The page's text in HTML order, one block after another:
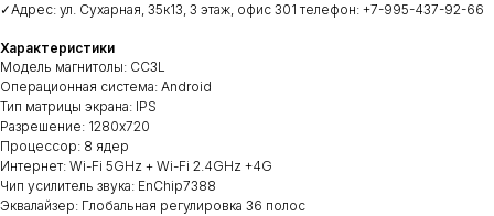
✓Адрес: ул. Сухарная, 35к13, 3 этаж, офис 301 телефон: +7-995-437-92-66
Характеристики
Модель магнитолы: CC3L
Операционная система: Android
Тип матрицы экрана: IPS
Разрешение: 1280х720
Процессор: 8 ядер
Интернет: Wi-Fi 5GHz + Wi-Fi 2.4GHz +4G
Чип усилитель звука: EnChip7388
Эквалайзер: Глобальная регулировка 36 полос